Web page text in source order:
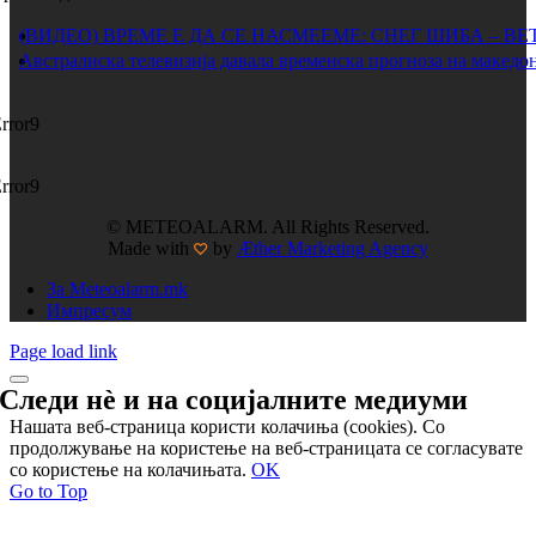
(ВИДЕО) ВРЕМЕ Е ДА СЕ НАСМЕЕМЕ: СНЕГ ШИБА –
Австралиска телевизија давала временска прогноза на
© METEOALARM. All Rights Reserved.
Made with
by Æther Marketing Agency
За Meteoalarm.mk
Импресум
Page load link
Следи нѐ и насоцијалните медиуми
Нашата веб-страница користи колачиња (cookies). Со
продолжување на користење на веб-страницата се согласувате
со користење на колачињата. OK
Go to Top